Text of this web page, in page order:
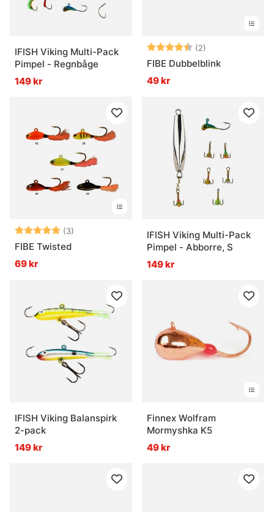
IFISH Viking Multi-Pack
Pimpel - Regnbåge
149 kr
Betyg: (2)
FIBE Dubbelblink
49 kr
Betyg: (3)
5.0 utav 5 stjärnor
FIBE Twisted
69 kr
IFISH Viking Multi-Pack
Pimpel - Abborre, S
149 kr
IFISH Viking Balanspirk
2-pack
149 kr
Finnex Wolfram
Mormyshka K5
49 kr